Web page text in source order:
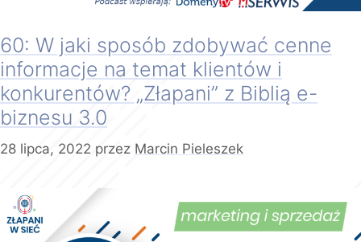
60: W jaki sposób zdobywać cenne
informacje na temat klientów i
konkurentów? „Złapani” z Biblią e-
biznesu 3.0
28 lipca, 2022 przez Marcin Pieleszek